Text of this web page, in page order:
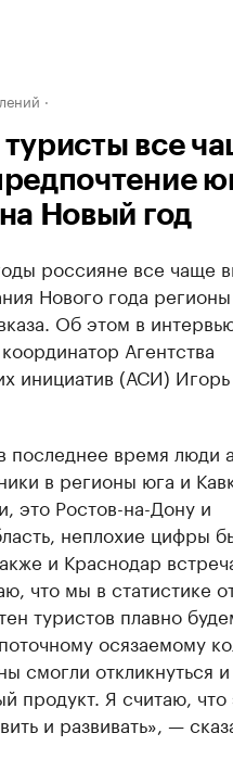
все
Новый год
россияне все чаще
Нового года
Об этом в
Агентства
инициатив (АСИ) Игорь
последнее время люди
в регионы юга и
это Ростов-на-Дону и
неплохие цифры
и Краснодар
что мы в статистике
туристов плавно
осязаемому
смогли откликнуться и
продукт. Я считаю, что
и развивать», —